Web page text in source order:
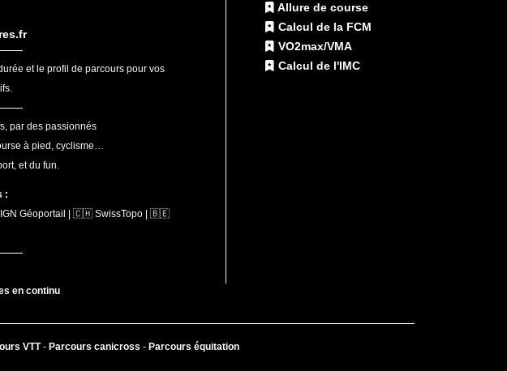
et le profil de parcours pour vos
par des passionnés
à pied, cyclisme…
et du fun.
:
Géoportail | 🇨🇭 SwissTopo | 🇧🇪
en continu
Allure de course
Calcul de la FCM
VO2max/VMA
Calcul de l'IMC
VTT- Parcours canicross - Parcours équitation